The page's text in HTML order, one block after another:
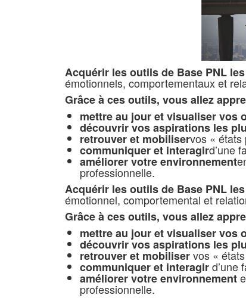
Acquérir les outils de Base PNL
émotionnels, comportementaux et
Grâce à ces outils, vous allez
mettre au jour et visualiser vos
découvrir vos aspirations les
retrouver et mobiliservos « états
communiquer et interagird’une
améliorer votre environnement
professionnelle.
Acquérir les outils de Base PNL
émotionnel, comportemental et
Grâce à ces outils, vous allez
mettre au jour et visualiser vos
découvrir vos aspirations les
retrouver et mobiliservos « états
communiquer et interagird’une
améliorer votre environnement
professionnelle.